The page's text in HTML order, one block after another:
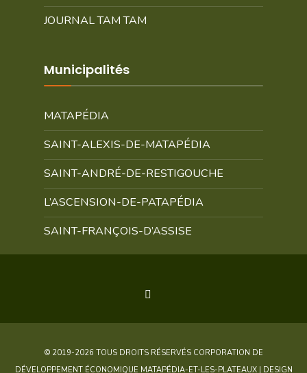
JOURNAL TAM TAM
Municipalités
MATAPÉDIA
SAINT-ALEXIS-DE-MATAPÉDIA
SAINT-ANDRÉ-DE-RESTIGOUCHE
L’ASCENSION-DE-PATAPÉDIA
SAINT-FRANÇOIS-D’ASSISE
© 2019-2026 TOUS DROITS RÉSERVÉS CORPORATION DE
DÉVELOPPEMENT ÉCONOMIQUE MATAPÉDIA-ET-LES-PLATEAUX | DESIGN